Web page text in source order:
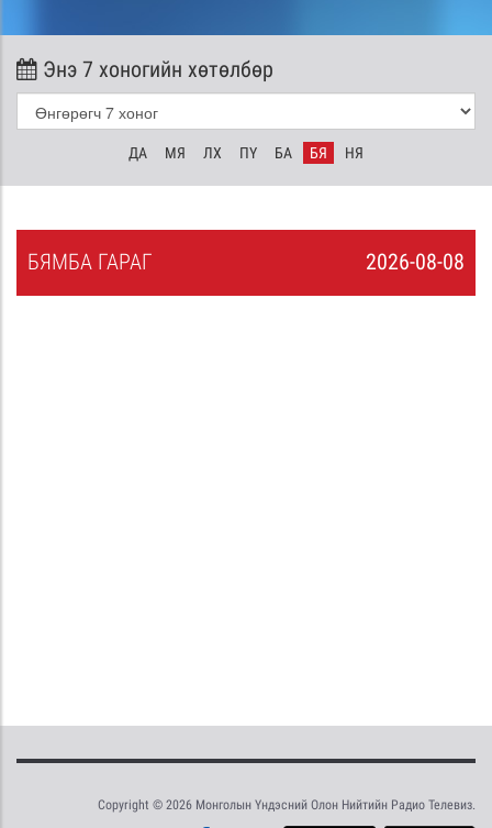
Энэ 7 хоногийн хөтөлбөр
ДА МЯ ЛХ ПҮ БА БЯ НЯ
2026-08-08
БЯМБА ГАРАГ
Copyright © 2026 Монголын Үндэсний Олон Нийтийн Радио Телевиз.